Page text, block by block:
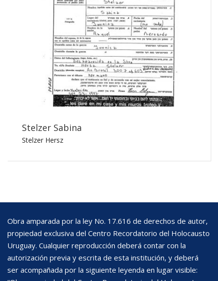
Stelzer Sabina
Stelzer Hersz
Obra amparada por la ley No. 17.616 de derechos de autor,
propiedad exclusiva del Centro Recordatorio del Holocausto
Uruguay. Cualquier reproducción deberá contar con la
autorización previa y escrita de esta institución, y deberá
ser acompañada por la siguiente leyenda en lugar visible: